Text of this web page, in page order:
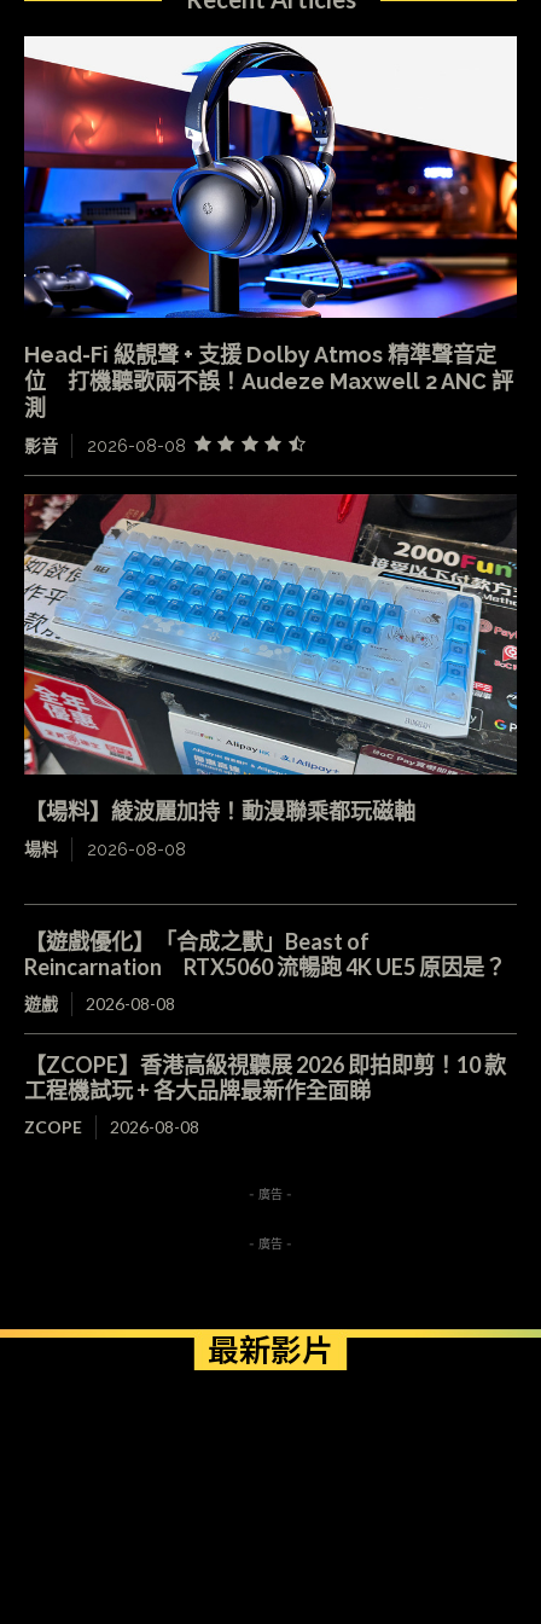
Head-Fi 級靚聲 + 支援 Dolby Atmos 精準聲音定
位 打機聽歌兩不誤！Audeze Maxwell 2 ANC 評
測
影音 2026-08-08
【場料】綾波麗加持！動漫聯乘都玩磁軸
場料 2026-08-08
【遊戲優化】「合成之獸」Beast of
Reincarnation RTX5060 流暢跑 4K UE5 原因是？
遊戲 2026-08-08
【ZCOPE】香港高級視聽展 2026 即拍即剪！10 款
工程機試玩 + 各大品牌最新作全面睇
ZCOPE 2026-08-08
- 廣告 -
- 廣告 -
最新影片